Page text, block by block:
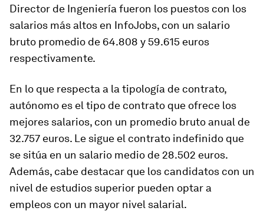
Director de Ingeniería fueron los puestos con los
salarios más altos en InfoJobs, con un salario
bruto promedio de 64.808 y 59.615 euros
respectivamente.
En lo que respecta a la tipología de contrato,
autónomo es el tipo de contrato que ofrece los
mejores salarios, con un promedio bruto anual de
32.757 euros. Le sigue el contrato indefinido que
se sitúa en un salario medio de 28.502 euros.
Además, cabe destacar que los candidatos con un
nivel de estudios superior pueden optar a
empleos con un mayor nivel salarial.